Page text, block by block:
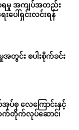
ရမှု အကျပ်အတည်း
ေးပေါ်ရှင်းလင်းရန်
အတွင်း စပါးစိုက်ခင်း
ပ်စု လေကြောင်းနှင့်
တိုက်လုပ်ဆောင်၊